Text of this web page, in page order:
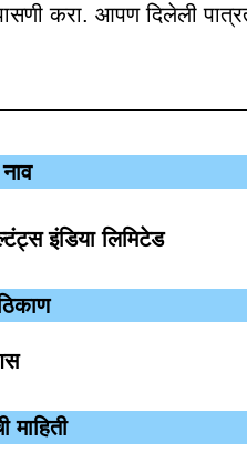
करा. आपण दिलेली
इंडिया लिमिटेड
माहिती